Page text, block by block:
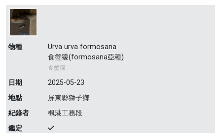
物種
Urva urva formosana
食蟹獴(formosana亞種)
食蟹獴
日期
2025-05-23
地點
屏東縣獅子鄉
紀錄者
楓港工務段
鑑定